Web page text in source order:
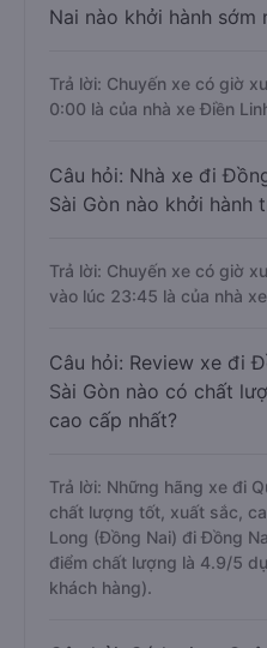
Nai nào khởi hành sớm
Trả lời: Chuyến xe có giờ
0:00 là của nhà xe Điền
Câu hỏi: Nhà xe đi
Sài Gòn nào khởi hành
Trả lời: Chuyến xe có giờ
vào lúc 23:45 là của nhà
Câu hỏi: Review xe đi
Sài Gòn nào có chất
cao cấp nhất?
Trả lời: Những hãng xe đi
chất lượng tốt, xuất sắc,
Long (Đồng Nai) đi Đồng
điểm chất lượng là 4.9/5
khách hàng).